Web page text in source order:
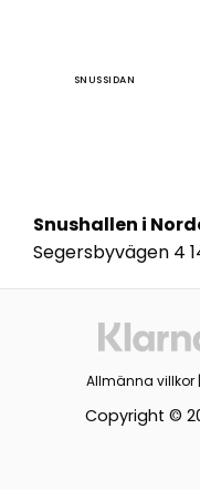
SNUSSIDAN
Snushallen i
Segersbyvägen 4
Allmänna villkor |
Copyright ©